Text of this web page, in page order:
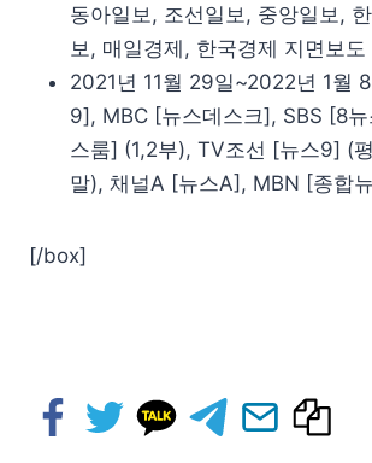
동아일보, 조선일보, 중앙일보,
보, 매일경제, 한국경제 지면보도
2021년 11월 29일~2022년 1월
9], MBC [뉴스데스크], SBS [8
스룸] (1,2부), TV조선 [뉴스9] (
말), 채널A [뉴스A], MBN [종합
[/box]